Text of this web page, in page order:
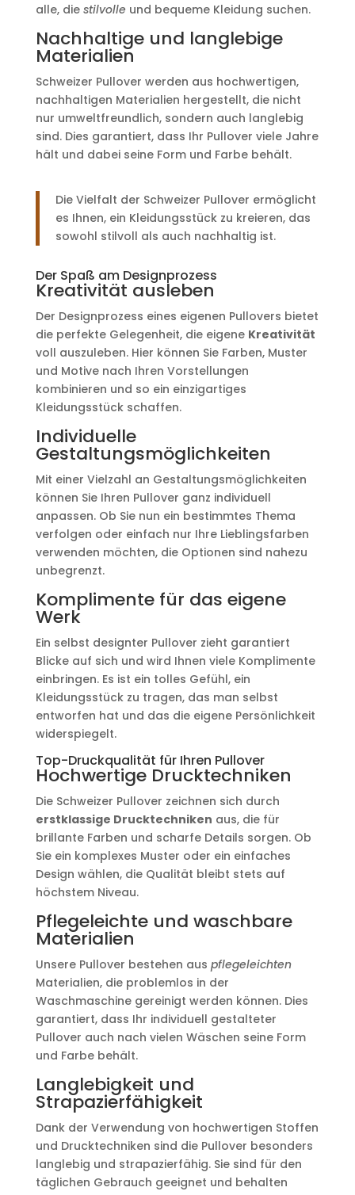
alle, die stilvolle und bequeme Kleidung suchen.
Nachhaltige und langlebige
Materialien
Schweizer Pullover werden aus hochwertigen,
nachhaltigen Materialien hergestellt, die nicht
nur umweltfreundlich, sondern auch langlebig
sind. Dies garantiert, dass Ihr Pullover viele Jahre
hält und dabei seine Form und Farbe behält.
Die Vielfalt der Schweizer Pullover ermöglicht
es Ihnen, ein Kleidungsstück zu kreieren, das
sowohl stilvoll als auch nachhaltig ist.
Der Spaß am Designprozess
Kreativität ausleben
Der Designprozess eines eigenen Pullovers bietet
die perfekte Gelegenheit, die eigene Kreativität
voll auszuleben. Hier können Sie Farben, Muster
und Motive nach Ihren Vorstellungen
kombinieren und so ein einzigartiges
Kleidungsstück schaffen.
Individuelle
Gestaltungsmöglichkeiten
Mit einer Vielzahl an Gestaltungsmöglichkeiten
können Sie Ihren Pullover ganz individuell
anpassen. Ob Sie nun ein bestimmtes Thema
verfolgen oder einfach nur Ihre Lieblingsfarben
verwenden möchten, die Optionen sind nahezu
unbegrenzt.
Komplimente für das eigene
Werk
Ein selbst designter Pullover zieht garantiert
Blicke auf sich und wird Ihnen viele Komplimente
einbringen. Es ist ein tolles Gefühl, ein
Kleidungsstück zu tragen, das man selbst
entworfen hat und das die eigene Persönlichkeit
widerspiegelt.
Top-Druckqualität für Ihren Pullover
Hochwertige Drucktechniken
Die Schweizer Pullover zeichnen sich durch
erstklassige Drucktechniken aus, die für
brillante Farben und scharfe Details sorgen. Ob
Sie ein komplexes Muster oder ein einfaches
Design wählen, die Qualität bleibt stets auf
höchstem Niveau.
Pflegeleichte und waschbare
Materialien
Unsere Pullover bestehen aus pflegeleichten
Materialien, die problemlos in der
Waschmaschine gereinigt werden können. Dies
garantiert, dass Ihr individuell gestalteter
Pullover auch nach vielen Wäschen seine Form
und Farbe behält.
Langlebigkeit und
Strapazierfähigkeit
Dank der Verwendung von hochwertigen Stoffen
und Drucktechniken sind die Pullover besonders
langlebig und strapazierfähig. Sie sind für den
täglichen Gebrauch geeignet und behalten